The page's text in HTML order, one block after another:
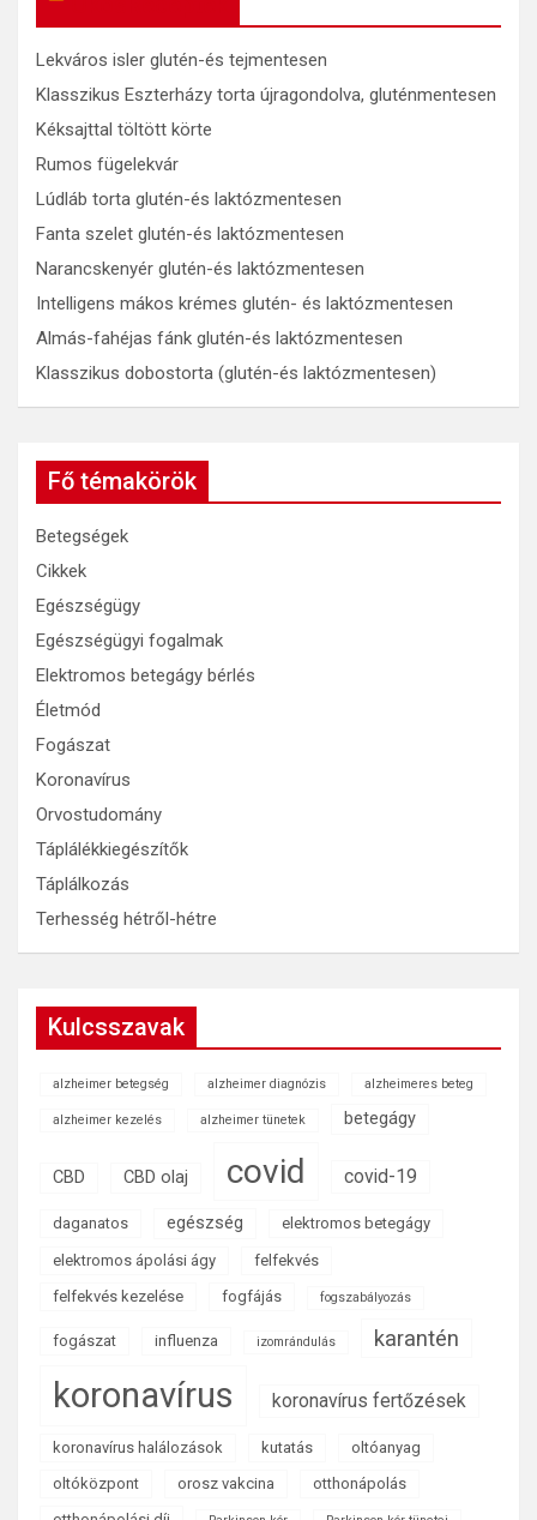
Lekváros isler glutén-és tejmentesen
Klasszikus Eszterházy torta újragondolva, gluténmentesen
Kéksajttal töltött körte
Rumos fügelekvár
Lúdláb torta glutén-és laktózmentesen
Fanta szelet glutén-és laktózmentesen
Narancskenyér glutén-és laktózmentesen
Intelligens mákos krémes glutén- és laktózmentesen
Almás-fahéjas fánk glutén-és laktózmentesen
Klasszikus dobostorta (glutén-és laktózmentesen)
Fő témakörök
Betegségek
Cikkek
Egészségügy
Egészségügyi fogalmak
Elektromos betegágy bérlés
Életmód
Fogászat
Koronavírus
Orvostudomány
Táplálékkiegészítők
Táplálkozás
Terhesség hétről-hétre
Kulcsszavak
alzheimer betegség alzheimer diagnózis alzheimeres beteg
alzheimer kezelés alzheimer tünetek betegágy
CBD CBD olaj covid covid-19
daganatos egészség elektromos betegágy
elektromos ápolási ágy
felfekvés
felfekvés kezelése
fogfájás fogszabályozás
fogászat influenza izomrándulás karantén
koronavírus koronavírus fertőzések
koronavírus halálozások kutatás
oltóanyag
oltóközpont
orosz vakcina
otthonápolás